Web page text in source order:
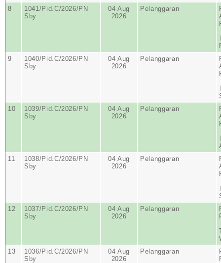
8
1041/Pid.C/2026/PN
Sby
04 Aug
2026
Pelanggaran
9
1040/Pid.C/2026/PN
Sby
04 Aug
2026
Pelanggaran
10
1039/Pid.C/2026/PN
Sby
04 Aug
2026
Pelanggaran
11
1038/Pid.C/2026/PN
Sby
04 Aug
2026
Pelanggaran
12
1037/Pid.C/2026/PN
Sby
04 Aug
2026
Pelanggaran
13
1036/Pid.C/2026/PN
Sby
04 Aug
2026
Pelanggaran